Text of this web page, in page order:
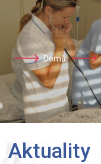
Domů
Aktuality